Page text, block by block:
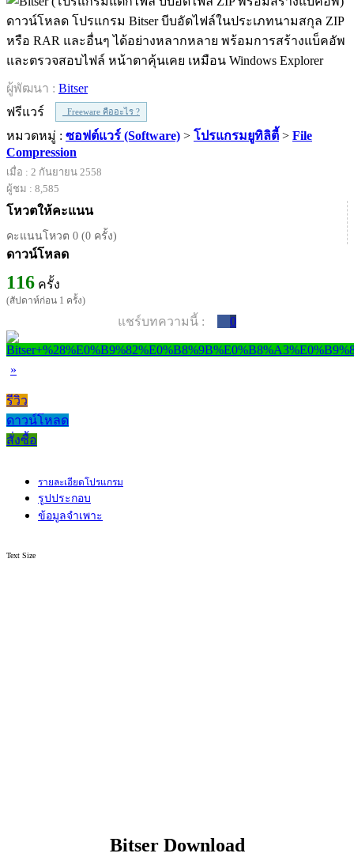
ดาวน์โหลด โปรแกรม Bitser บีบอัดไฟล์ในประเภทนามสกุล ZIP
หรือ RAR และอื่นๆ ได้อย่างหลากหลาย พร้อมการสร้างแบ็คอัพ
และตรวจสอบไฟล์ หน้าตาคุ้นเคย เหมือน Windows Explorer
ผู้พัฒนา : Bitser
ฟรีแวร์
Freeware คืออะไร ?
หมวดหมู่ : ซอฟต์แวร์ (Software) > โปรแกรมยูทิลิตี้ > File
Compression
เมื่อ : 2 กันยายน 2558
ผู้ชม : 8,585
โหวตให้คะแนน
คะแนนโหวต 0 (0 ครั้ง)
ดาวน์โหลด
116 ครั้ง
(สัปดาห์ก่อน 1 ครั้ง)
แชร์บทความนี้ : 0
»
รีวิว
ดาวน์โหลด
สั่งซื้อ
รายละเอียดโปรแกรม
รูปประกอบ
ข้อมูลจำเพาะ
Text Size
Bitser Download